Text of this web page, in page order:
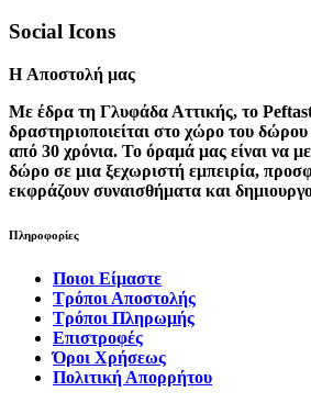
Social Icons
H Αποστολή μας
Με έδρα τη Γλυφάδα Αττικής, το
δραστηριοποιείται στο χώρο του
από 30 χρόνια. Το όραμά μας είναι να
δώρο σε μια ξεχωριστή εμπειρία,
εκφράζουν συναισθήματα και
Πληροφορίες
Ποιοι Είμαστε
Τρόποι Αποστολής
Τρόποι Πληρωμής
Επιστροφές
Όροι Χρήσεως
Πολιτική Απορρήτου